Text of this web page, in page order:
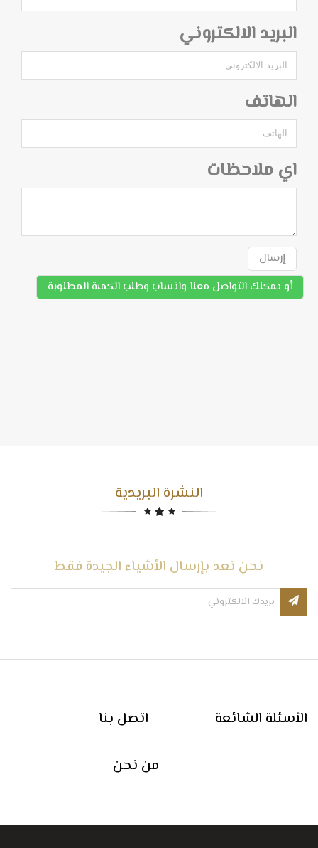
البريد الالكتروني
الهاتف
اي ملاحظات
إرسال
أو يمكنك التواصل معنا واتساب وطلب الكمية المطلوبة
النشرة البريدية
نحن نعد بإرسال الأشياء الجيدة فقط
اتصل بنا الأسئلة الشائعة
من نحن